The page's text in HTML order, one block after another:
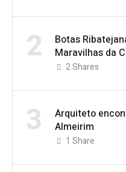
2
Botas
Maravilhas da
2Shares
3
Arquiteto
Almeirim
1 Share